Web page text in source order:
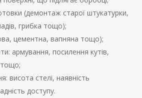
(демонтаж старої штукатурки,
грибка тощо);
цементна, вапняна тощо);
армування, посилення кутів,
тощо;
висота стелі, наявність
доступу.